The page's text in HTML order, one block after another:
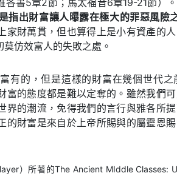
各書5章2節；馬太福音6章19-21節）。
指出財富讓人曝露在極大的罪惡風險
家財萬貫，但也算得上是小有資產的
仿效富人的失敗之處。
有的，但是這樣的財富在幾個世代
富的態度都是難以定奪的。雖然我們
界的潮流，免得我們的言行與雅各所
的財富是來自於上帝所賜與的屬靈恩
）所著的The Ancient MIddle Classes: